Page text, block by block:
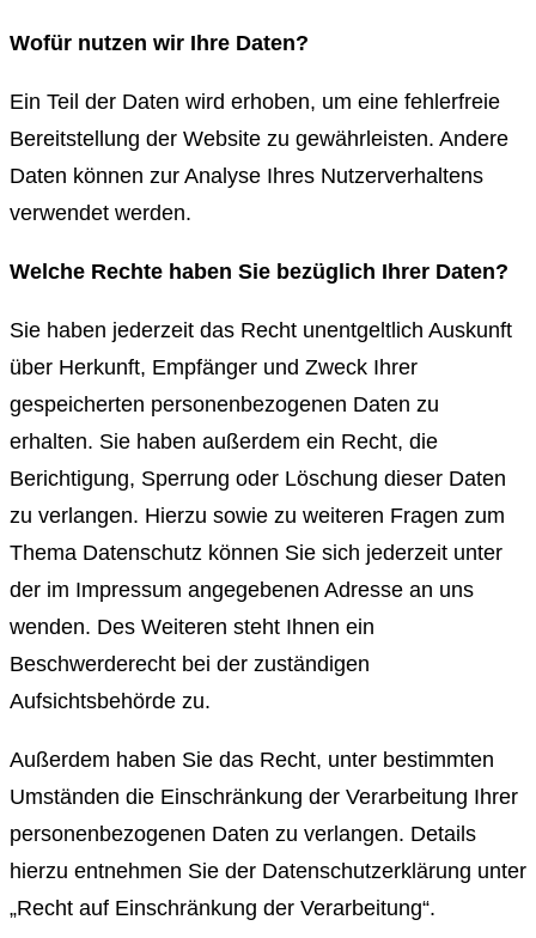
Wofür nutzen wir Ihre Daten?
Ein Teil der Daten wird erhoben, um eine fehlerfreie
Bereitstellung der Website zu gewährleisten. Andere
Daten können zur Analyse Ihres Nutzerverhaltens
verwendet werden.
Welche Rechte haben Sie bezüglich Ihrer Daten?
Sie haben jederzeit das Recht unentgeltlich Auskunft
über Herkunft, Empfänger und Zweck Ihrer
gespeicherten personenbezogenen Daten zu
erhalten. Sie haben außerdem ein Recht, die
Berichtigung, Sperrung oder Löschung dieser Daten
zu verlangen. Hierzu sowie zu weiteren Fragen zum
Thema Datenschutz können Sie sich jederzeit unter
der im Impressum angegebenen Adresse an uns
wenden. Des Weiteren steht Ihnen ein
Beschwerderecht bei der zuständigen
Aufsichtsbehörde zu.
Außerdem haben Sie das Recht, unter bestimmten
Umständen die Einschränkung der Verarbeitung Ihrer
personenbezogenen Daten zu verlangen. Details
hierzu entnehmen Sie der Datenschutzerklärung unter
„Recht auf Einschränkung der Verarbeitung“.